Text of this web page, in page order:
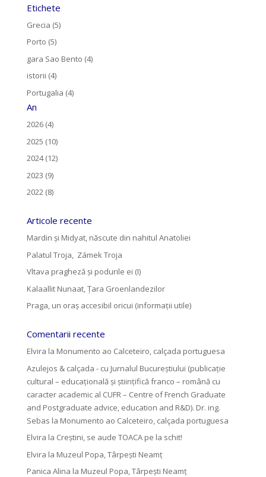
Etichete
Grecia (5)
Porto (5)
gara Sao Bento (4)
istorii (4)
Portugalia (4)
An
2026 (4)
2025 (10)
2024 (12)
2023 (9)
2022 (8)
Articole recente
Mardin și Midyat, născute din nahitul Anatoliei
Palatul Troja, Zámek Troja
Vltava pragheză și podurile ei (I)
Kalaallit Nunaat, Țara Groenlandezilor
Praga, un oraș accesibil oricui (informații utile)
Comentarii recente
Elvira la Monumento ao Calceteiro, calçada portuguesa
Azulejos & calçada - cu Jurnalul Bucureștiului (publicație
cultural – educațională și științifică franco – română cu
caracter academic al CUFR – Centre of French Graduate
and Postgraduate advice, education and R&D). Dr. ing.
Sebas la Monumento ao Calceteiro, calçada portuguesa
Elvira la Creştini, se aude TOACA pe la schit!
Elvira la Muzeul Popa, Târpeşti Neamţ
Panica Alina la Muzeul Popa, Târpeşti Neamţ